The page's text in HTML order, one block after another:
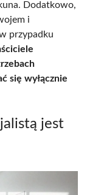
Dodatkowo,
i
przypadku
się wyłącznie
jest